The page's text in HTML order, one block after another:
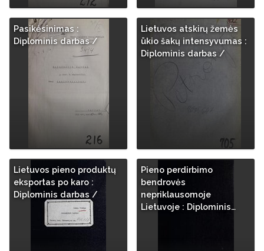
Pasikėsinimas :
Diplominis darbas /
Lietuvos atskirų žemės
ūkio šakų intensyvumas :
Diplominis darbas /
Lietuvos pieno produktų
eksportas po karo :
Diplominis darbas /
Pieno perdirbimo
bendrovės
nepriklausomoje
Lietuvoje : Diplominis…